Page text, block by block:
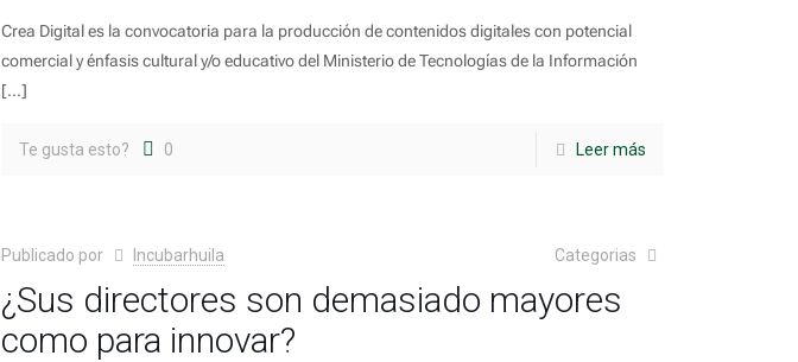
Crea Digital es la convocatoria para la producción de contenidos digitales con potencial
comercial y énfasis cultural y/o educativo del Ministerio de Tecnologías de la Información
[…]
Te gusta esto? 0 Leer más
Publicado por Incubarhuila Categorias
¿Sus directores son demasiado mayores
como para innovar?